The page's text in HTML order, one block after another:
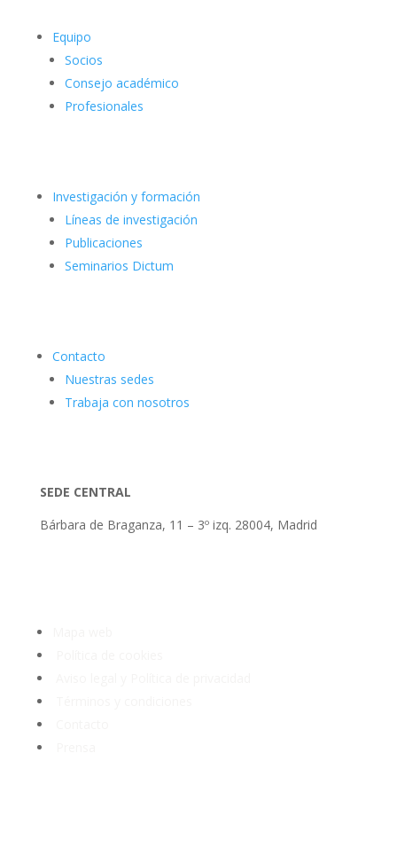
Equipo
Socios
Consejo académico
Profesionales
Investigación y formación
Líneas de investigación
Publicaciones
Seminarios Dictum
Contacto
Nuestras sedes
Trabaja con nosotros
SEDE CENTRAL
Bárbara de Braganza, 11 – 3º izq. 28004, Madrid